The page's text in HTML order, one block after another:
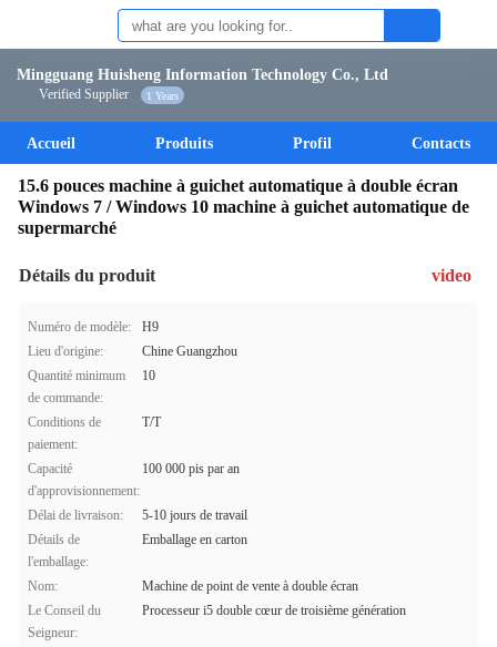
Mingguang Huisheng Information Technology Co., Ltd
Verified Supplier 1 Years
Accueil Produits Profil Contacts
15.6 pouces machine à guichet automatique à double écran
Windows 7 / Windows 10 machine à guichet automatique de
supermarché
Détails du produit video
Numéro de modèle:
H9
Lieu d'origine:
Chine Guangzhou
Quantité minimum
de commande:
10
Conditions de
paiement:
T/T
Capacité
d'approvisionnement:
100 000 pis par an
Délai de livraison:
5-10 jours de travail
Détails de
l'emballage:
Emballage en carton
Nom:
Machine de point de vente à double écran
Le Conseil du
Seigneur:
Processeur i5 double cœur de troisième génération